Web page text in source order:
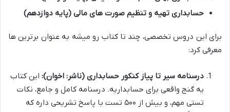
حسابداری تهیه و تنظیم صورت های مالی (پایه دوازدهم)
برای این دروس تخصصی، چند تا کتاب رو میشه به عنوان برترین ها
معرفی کرد:
درسنامه سیر تا پیاز کنکور حسابداری (ناشر: اخوان): این کتاب
یه گنج واقعی برای حسابداریه. درسنامه کامل و جامع، نکات
تستی مهم، و بیش از ۵۰۰ تست با پاسخ تشریحی داره که